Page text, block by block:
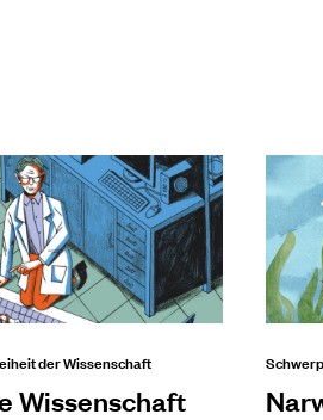
der Wissenschaft
Wissenschaft